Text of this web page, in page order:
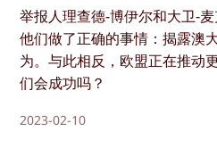
举报人理查德-博伊尔和大卫-
他们做了正确的事情：揭露澳
为。与此相反，欧盟正在推动
们会成功吗？
2023-02-10